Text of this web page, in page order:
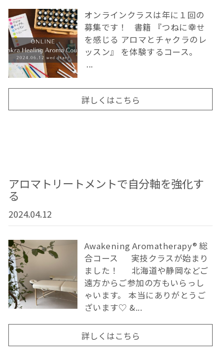
オンラインクラスは年に１回の
募集です！ ⁡ 書籍 『つねに幸せ
を感じる アロマとチャクラのレ
ッスン』 を体験するコース。
...
詳しくはこちら
アロマトリートメントで自分軸を強化す
る
2024.04.12
Awakening Aromatherapy®︎ 総
合コース 実技クラスが始まり
ました！ 北海道や静岡などご
遠方からご参加の方もいらっし
ゃいます。 本当にありがとうご
ざいます♡ &...
詳しくはこちら